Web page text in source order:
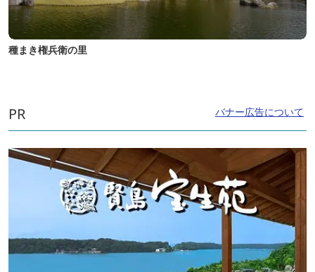
種まき権兵衛の里
PR バナー広告について